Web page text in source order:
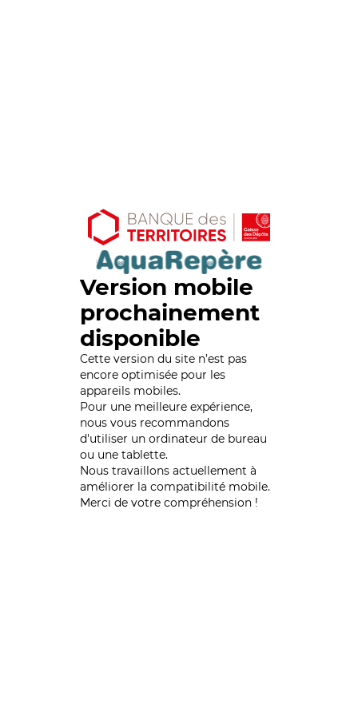
Version mobile
prochainement
disponible
Cette version du site n’est pas
encore optimisée pour les
appareils mobiles.
Pour une meilleure expérience,
nous vous recommandons
d'utiliser un ordinateur de bureau
ou une tablette.
Nous travaillons actuellement à
améliorer la compatibilité mobile.
Merci de votre compréhension !